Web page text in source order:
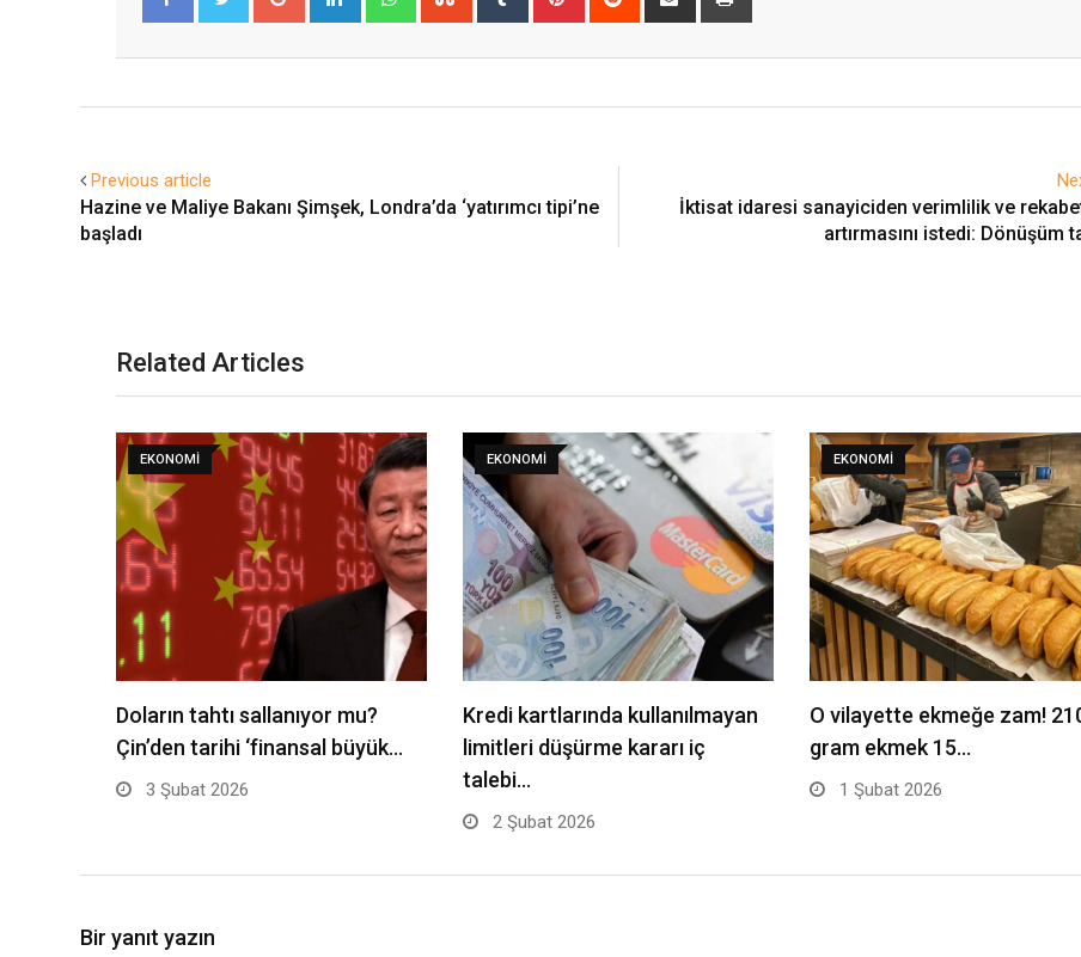
Previous article
Hazine ve Maliye Bakanı Şimşek, Londra’da ‘yatırımcı tipi’ne
başladı
İktisat idaresi sanayiciden verimlilik ve
artırmasını istedi: Dönüşüm
Related Articles
EKONOMI
Doların tahtı sallanıyor mu?
Çin’den tarihi ‘finansal büyük…
3 Şubat 2026
EKONOMI
Kredi kartlarında kullanılmayan
limitleri düşürme kararı iç
talebi…
2 Şubat 2026
EKONOMI
O vilayette ekmeğe zam!
gram ekmek 15…
1 Şubat 2026
Bir yanıt yazın